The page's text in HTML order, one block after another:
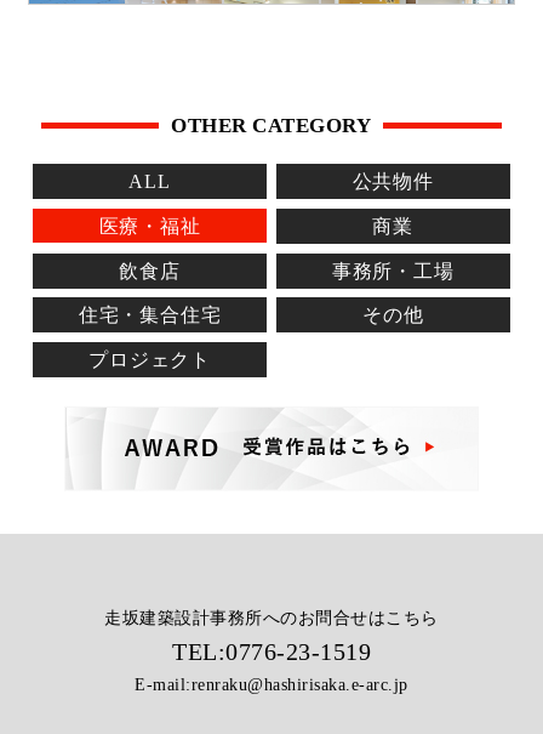
OTHER CATEGORY
ALL 公共物件
医療・福祉 商業
飲食店 事務所・工場
住宅・集合住宅 その他
プロジェクト
走坂建築設計事務所へのお問合せはこちら
TEL:0776-23-1519
E-mail:renraku@hashirisaka.e-arc.jp